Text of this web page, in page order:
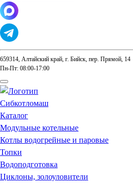
659314, Алтайский край, г. Бийск, пер. Прямой, 14
Пн-Пт: 08:00-17:00
Каталог
Модульные котельные
Котлы водогрейные и паровые
Топки
Водоподготовка
Циклоны, золоуловители